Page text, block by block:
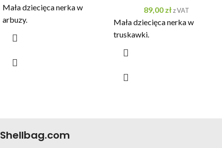
Mała dziecięca nerka w
arbuzy.
89,00 złz VAT
Mała dziecięca nerka w
truskawki.
Shellbag.com